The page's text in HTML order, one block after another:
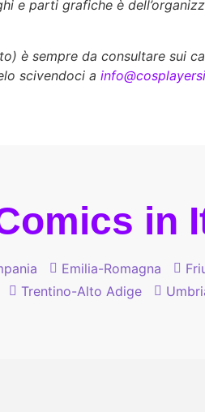
e parti grafiche è
è sempre da consultare sui
scivendoci a
in
Emilia-Romagna
Trentino-Alto Adige